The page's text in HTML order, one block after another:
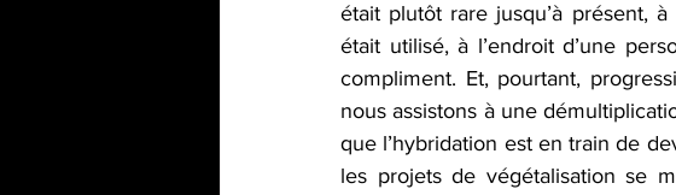
était plutôt rare jusqu’à présent,
était utilisé, à l’endroit d’une
compliment. Et, pourtant,
nous assistons à une
que l’hybridation est en train de
les projets de végétalisation se